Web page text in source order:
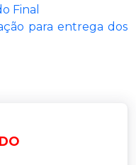
Final
para entrega dos